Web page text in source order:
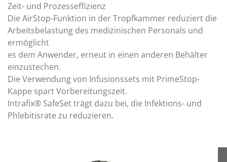
Zeit- und Prozesseffizienz
Die AirStop-Funktion in der Tropfkammer reduziert die
Arbeitsbelastung des medizinischen Personals und
ermöglicht
es dem Anwender, erneut in einen anderen Behälter
einzustechen.
Die Verwendung von Infusionssets mit PrimeStop-
Kappe spart Vorbereitungszeit.
Intrafix® SafeSet trägt dazu bei, die Infektions- und
Phlebitisrate zu reduzieren.